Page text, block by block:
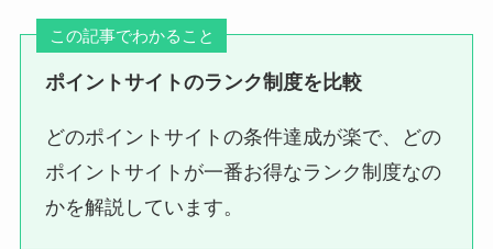
この記事でわかること
ポイントサイトのランク制度を比較
どのポイントサイトの条件達成が楽で、どの
ポイントサイトが一番お得なランク制度なの
かを解説しています。